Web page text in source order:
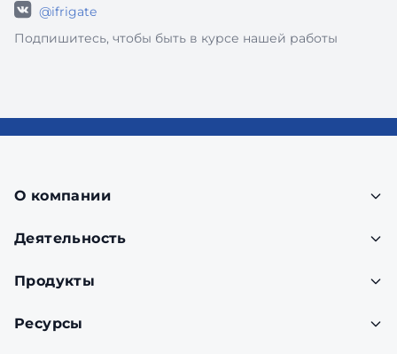
@ifrigate
Подпишитесь, чтобы быть в курсе нашей работы
О компании
Деятельность
Продукты
Ресурсы